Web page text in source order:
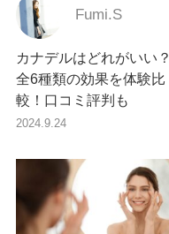
Fumi.S
カナデルはどれがいい？
全6種類の効果を体験比
較！口コミ評判も
2024.9.24